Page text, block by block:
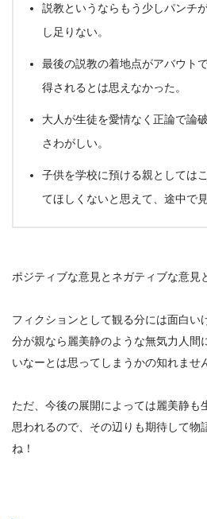
説教というならもう少しパンチ
し足りない。
最後の説教の着地点がアバウト
得されるとは思えなかった。
大人が生徒を愛情なく正論で論
さわがしい。
子供を学校に預ける親としては
てほしくないと思えて、途中で
ポジティブな意見とネガティブな意見
フィクションとして観る分には面白い
分が親なら麗美静のような無気力人間
いなーとは思ってしまうかの知れませ
ただ、今後の展開によっては麗美静も
思われるので、その辺りも期待して物
ね！